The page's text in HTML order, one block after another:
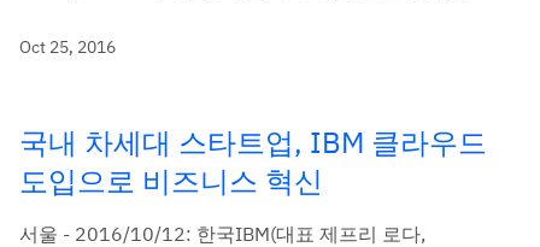
Oct 25, 2016
국내 차세대 스타트업, IBM 클라우드
도입으로 비즈니스 혁신
서울 - 2016/10/12: 한국IBM(대표 제프리 로다,